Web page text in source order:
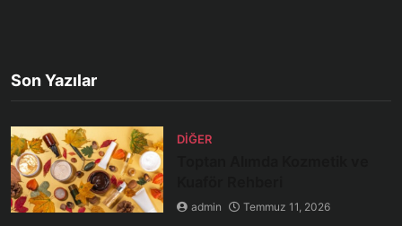
Son Yazılar
DIĞER
admin Temmuz 11, 2026